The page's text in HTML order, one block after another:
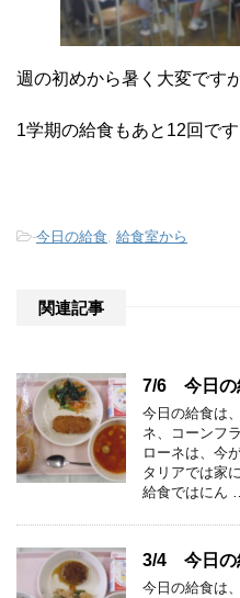
週の初めから暑く大変です
1学期の給食もあと12回です
-今日の給食, 給食室から
関連記事
7/6 今日の
今日の給食は
ネ、コーンフ
ローネは、今
タリアでは家
給食ではにん
3/4 今日の
今日の給食は